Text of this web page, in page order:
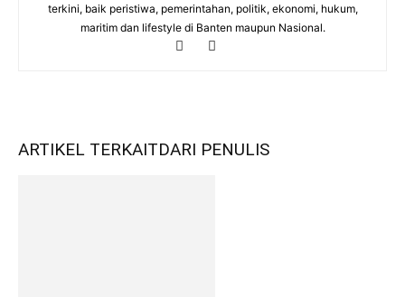
terkini, baik peristiwa, pemerintahan, politik, ekonomi, hukum,
maritim dan lifestyle di Banten maupun Nasional.
ARTIKEL TERKAITDARI PENULIS